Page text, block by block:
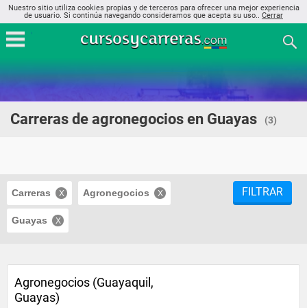
Nuestro sitio utiliza cookies propias y de terceros para ofrecer una mejor experiencia
de usuario. Si continúa navegando consideramos que acepta su uso.. Cerrar
Carreras de agronegocios en Guayas (3)
Carreras Agronegocios
Guayas
FILTRAR
Agronegocios (Guayaquil,
Guayas)